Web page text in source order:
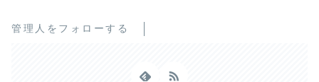
管理人をフォローする